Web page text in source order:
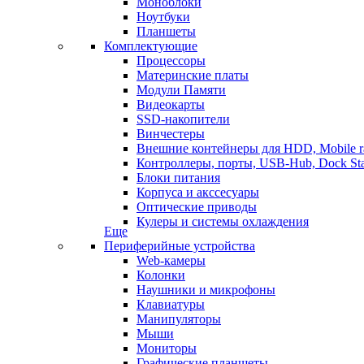
Ноутбуки
Планшеты
Комплектующие
Процессоры
Материнские платы
Модули Памяти
Видеокарты
SSD-накопители
Винчестеры
Внешние контейнеры для HDD, Mobile
Контроллеры, порты, USB-Hub, Dock
Блоки питания
Корпуса и акссесуары
Оптические приводы
Кулеры и системы охлаждения
Еще
Периферийные устройства
Web-камеры
Колонки
Наушники и микрофоны
Клавиатуры
Манипуляторы
Мыши
Мониторы